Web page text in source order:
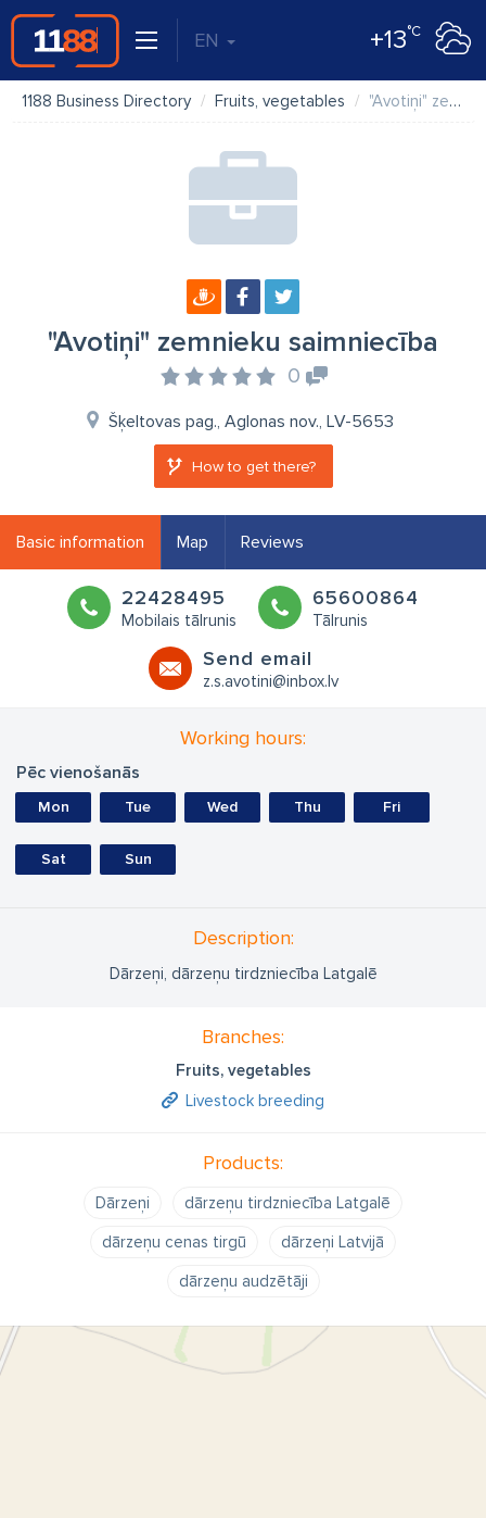
EN +13°C
1188 Business Directory Fruits, vegetables "Avotiņi" zemnieku saimniecība
"Avotiņi" zemnieku saimniecība
0
Šķeltovas pag., Aglonas nov., LV-5653
How to get there?
Basic information Map Reviews
22428495
Mobilais tālrunis
65600864
Tālrunis
Send email
z.s.avotini@inbox.lv
Working hours:
Pēc vienošanās
Mon Tue Wed Thu Fri
Sat Sun
Description:
Dārzeņi, dārzeņu tirdzniecība Latgalē
Branches:
Fruits, vegetables
Livestock breeding
Products:
Dārzeņi
dārzeņu tirdzniecība Latgalē
dārzeņu cenas tirgū
dārzeņi Latvijā
dārzeņu audzētāji